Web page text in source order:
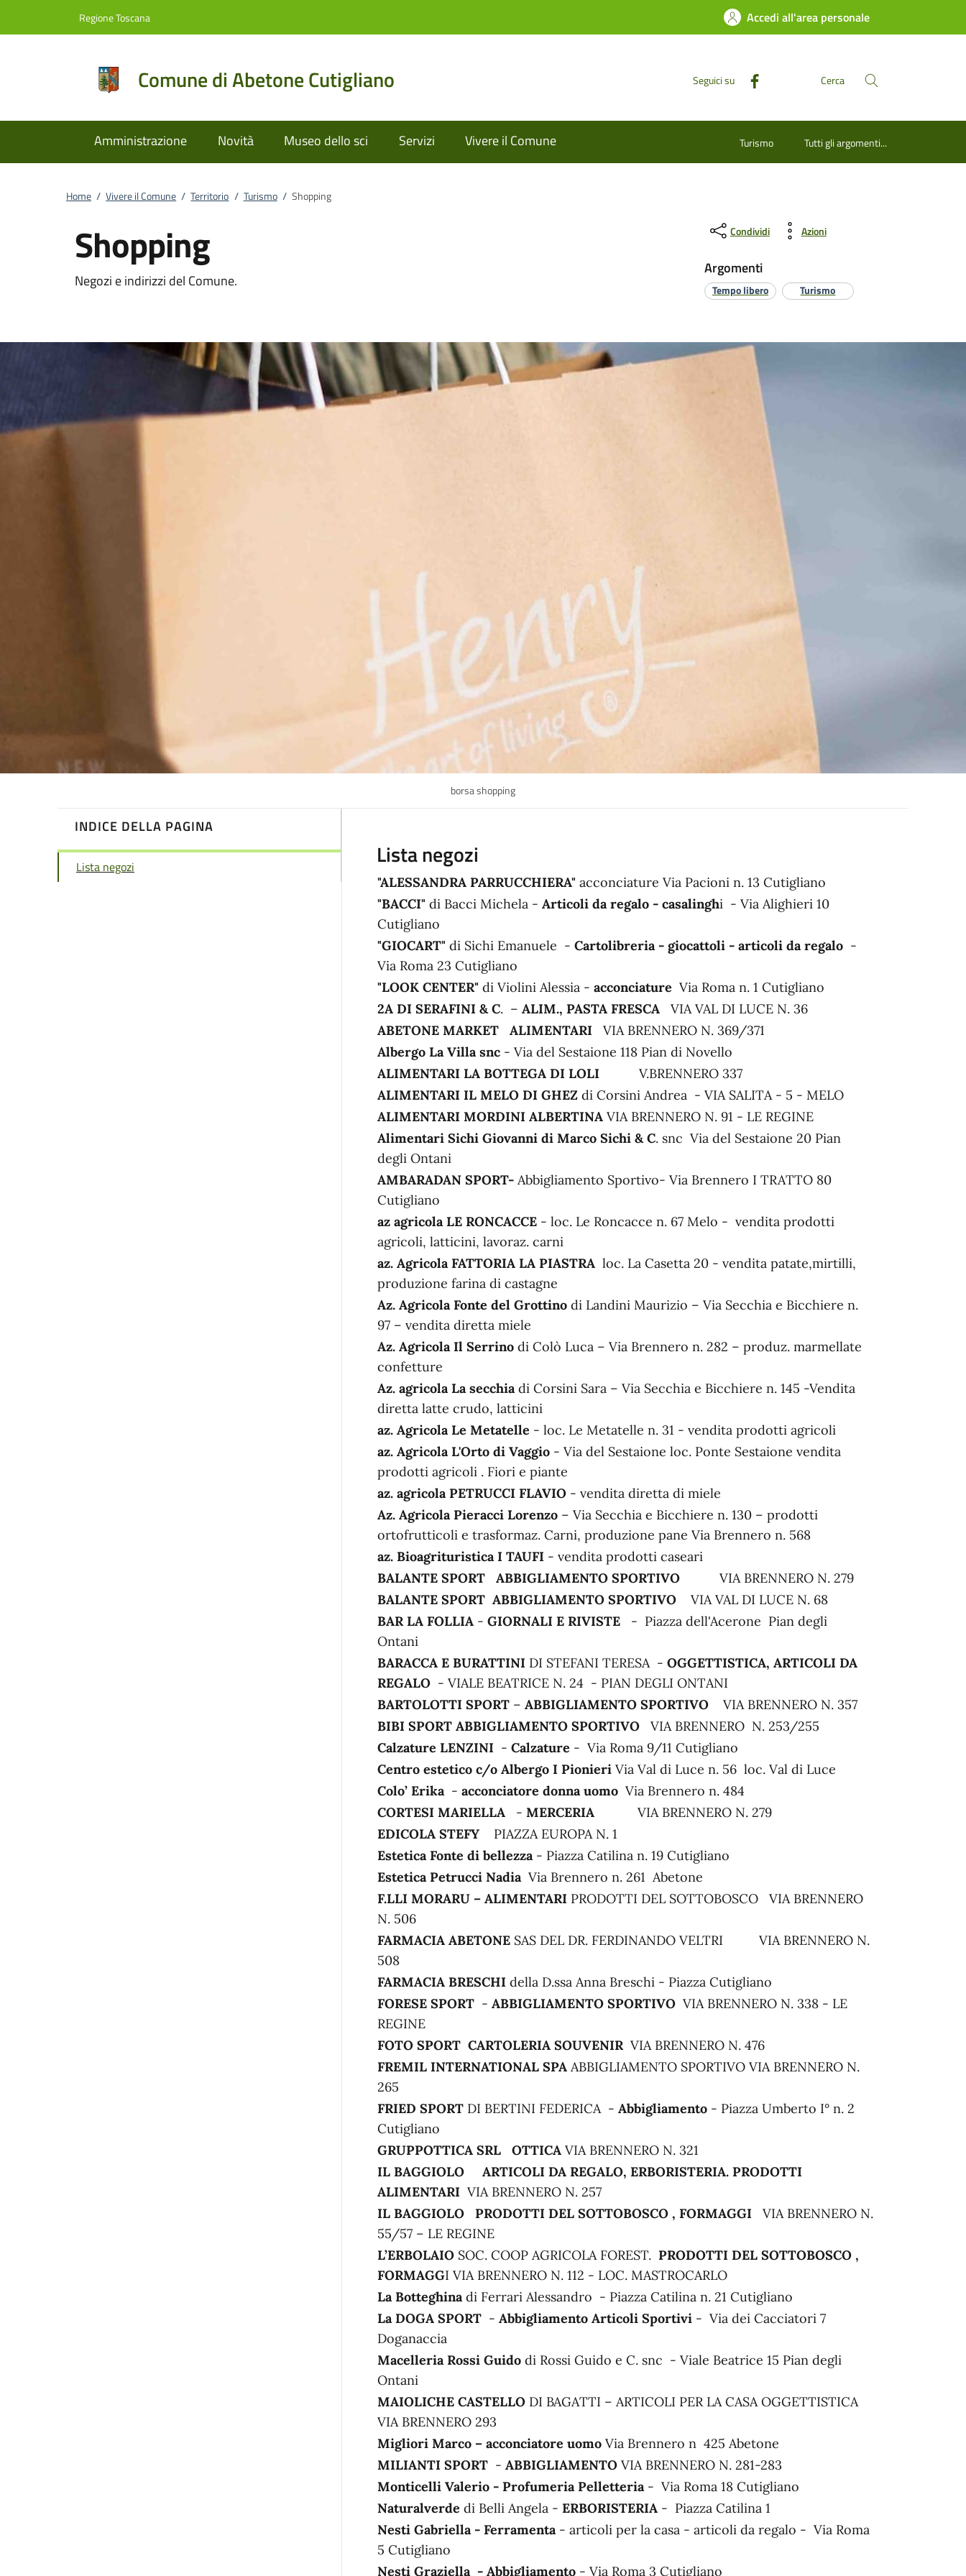
Regione Toscana Accedi all'area personale
Comune di Abetone Cutigliano Seguici su Cerca
Amministrazione Novità Museo dello sci Servizi Vivere il Comune Turismo Tutti gli argomenti...
Home / Vivere il Comune / Territorio / Turismo / Shopping
Shopping
Negozi e indirizzi del Comune.
Condividi Azioni
Argomenti
Tempo libero Turismo
borsa shopping
INDICE DELLA PAGINA
Lista negozi Lista negozi
"ALESSANDRA PARRUCCHIERA" acconciature Via Pacioni n. 13 Cutigliano
"BACCI" di Bacci Michela - Articoli da regalo - casalinghi - Via Alighieri 10
Cutigliano
"GIOCART" di Sichi Emanuele - Cartolibreria - giocattoli - articoli da regalo-
Via Roma 23 Cutigliano
"LOOK CENTER" di Violini Alessia - acconciature Via Roma n. 1 Cutigliano
2A DI SERAFINI & C. – ALIM., PASTA FRESCA
VIA VAL DI LUCE N. 36
ABETONE MARKET
ALIMENTARI
VIA BRENNERO N. 369/371
Albergo La Villa snc- Via del Sestaione 118 Pian di Novello
ALIMENTARI LA BOTTEGA DI LOLI
V.BRENNERO 337
ALIMENTARI IL MELO DI GHEZ di Corsini Andrea - VIA SALITA - 5 - MELO
ALIMENTARI MORDINI ALBERTINAVIA BRENNERO N. 91 - LE REGINE
Alimentari Sichi Giovanni di Marco Sichi & C. snc Via del Sestaione 20 Pian
degli Ontani
AMBARADAN SPORT-Abbigliamento Sportivo- Via Brennero I TRATTO 80
Cutigliano
az agricola LE RONCACCE- loc. Le Roncacce n. 67 Melo - vendita prodotti
agricoli, latticini, lavoraz. carni
az. Agricola FATTORIA LA PIASTRAloc. La Casetta 20 - vendita patate,mirtilli,
produzione farina di castagne
Az. Agricola Fonte del Grottinodi Landini Maurizio – Via Secchia e Bicchiere n.
97 – vendita diretta miele
Az. Agricola Il Serrinodi Colò Luca – Via Brennero n. 282 – produz. marmellate
confetture
Az. agricola La secchiadi Corsini Sara – Via Secchia e Bicchiere n. 145 -Vendita
diretta latte crudo, latticini
az. Agricola Le Metatelle - loc. Le Metatelle n. 31 - vendita prodotti agricoli
az. Agricola L'Orto di Vaggio- Via del Sestaione loc. Ponte Sestaione vendita
prodotti agricoli . Fiori e piante
az. agricola PETRUCCI FLAVIO- vendita diretta di miele
Az. Agricola Pieracci Lorenzo– Via Secchia e Bicchiere n. 130 – prodotti
ortofrutticoli e trasformaz. Carni, produzione pane Via Brennero n. 568
az. Bioagrituristica I TAUFI - vendita prodotti caseari
BALANTE SPORT
ABBIGLIAMENTO SPORTIVO
VIA BRENNERO N. 279
BALANTE SPORT ABBIGLIAMENTO SPORTIVOVIA VAL DI LUCE N. 68
BAR LA FOLLIA - GIORNALI E RIVISTE- Piazza dell'Acerone Pian degli
Ontani
BARACCA E BURATTINI DI STEFANI TERESA - OGGETTISTICA, ARTICOLI DA
REGALO- VIALE BEATRICE N. 24 - PIAN DEGLI ONTANI
BARTOLOTTI SPORT – ABBIGLIAMENTO SPORTIVOVIA BRENNERO N. 357
BIBI SPORT ABBIGLIAMENTO SPORTIVOVIA BRENNERO N. 253/255
Calzature LENZINI - Calzature - Via Roma 9/11 Cutigliano
Centro estetico c/o Albergo I Pionieri Via Val di Luce n. 56 loc. Val di Luce
Colo’ Erika - acconciatore donna uomoVia Brennero n. 484
CORTESI MARIELLA
- MERCERIAVIA BRENNERO N. 279
EDICOLA STEFYPIAZZA EUROPA N. 1
Estetica Fonte di bellezza - Piazza Catilina n. 19 Cutigliano
Estetica Petrucci NadiaVia Brennero n. 261 Abetone
F.LLI MORARU – ALIMENTARI PRODOTTI DEL SOTTOBOSCO VIA BRENNERO
N. 506
FARMACIA ABETONE SAS DEL DR. FERDINANDO VELTRI VIA BRENNERO N.
508
FARMACIA BRESCHI della D.ssa Anna Breschi - Piazza Cutigliano
FORESE SPORT- ABBIGLIAMENTO SPORTIVOVIA BRENNERO N. 338 - LE
REGINE
FOTO SPORT CARTOLERIA SOUVENIR VIA BRENNERO N. 476
FREMIL INTERNATIONAL SPAABBIGLIAMENTO SPORTIVO VIA BRENNERO N.
265
FRIED SPORTDI BERTINI FEDERICA - Abbigliamento- Piazza Umberto I° n. 2
Cutigliano
GRUPPOTTICA SRL
OTTICA VIA BRENNERO N. 321
IL BAGGIOLO
ARTICOLI DA REGALO, ERBORISTERIA. PRODOTTI
ALIMENTARI VIA BRENNERO N. 257
IL BAGGIOLO
PRODOTTI DEL SOTTOBOSCO , FORMAGGI
VIA BRENNERO N.
55/57 – LE REGINE
L’ERBOLAIO SOC. COOP AGRICOLA FOREST. PRODOTTI DEL SOTTOBOSCO ,
FORMAGGI VIA BRENNERO N. 112 - LOC. MASTROCARLO
La Botteghinadi Ferrari Alessandro - Piazza Catilina n. 21 Cutigliano
La DOGA SPORT- Abbigliamento Articoli Sportivi - Via dei Cacciatori 7
Doganaccia
Macelleria Rossi Guidodi Rossi Guido e C. snc - Viale Beatrice 15 Pian degli
Ontani
MAIOLICHE CASTELLODI BAGATTI – ARTICOLI PER LA CASA OGGETTISTICA
VIA BRENNERO 293
Migliori Marco – acconciatore uomo Via Brennero n 425 Abetone
MILIANTI SPORT- ABBIGLIAMENTO VIA BRENNERO N. 281-283
Monticelli Valerio - Profumeria Pelletteria- Via Roma 18 Cutigliano
Naturalverde di Belli Angela - ERBORISTERIA- Piazza Catilina 1
Nesti Gabriella - Ferramenta- articoli per la casa - articoli da regalo - Via Roma
5 Cutigliano
Nesti Graziella - Abbigliamento- Via Roma 3 Cutigliano